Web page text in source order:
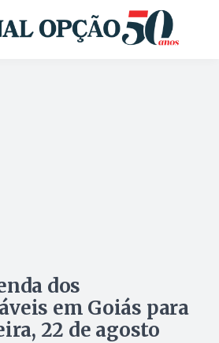
dos
em Goiás para
22 de agosto